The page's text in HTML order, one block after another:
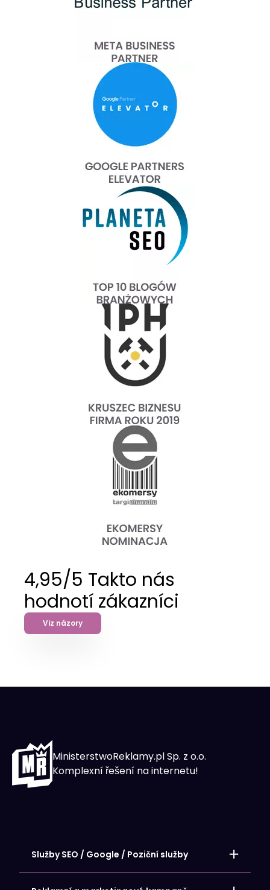
4,95/5 Takto nás
hodnotí zákazníci
Viz názory
MinisterstwoReklamy.pl Sp. z o.o.
Komplexní řešení na internetu!
Služby SEO / Google / Poziční služby
Místní umístění – stránky SEO